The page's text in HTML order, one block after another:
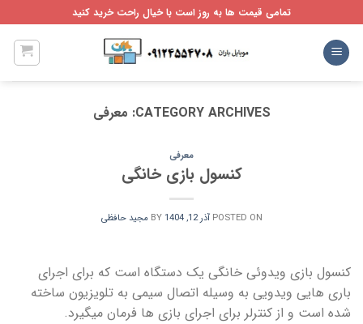
to
content
تمامی قیمت ها به روز است با خیال راحت خرید کنید
CATEGORY ARCHIVES: معرفی
معرفی
کنسول بازی خانگی
POSTED ON آذر 12, 1404 BY مجید حافظی
کنسول بازی ویدوئی خانگی یک دستگاه است که برای اجرای
باری هایی ویدویی به وسیله اتصال سیمی به تلویزیون ساخته
شده است و از کنترلر برای اجرای بازی ها فرمان میگیرد.